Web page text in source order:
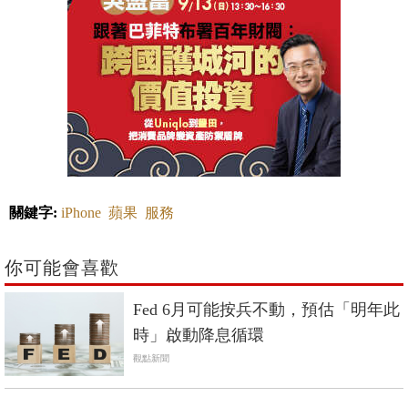
關鍵字: iPhone 蘋果 服務
你可能會喜歡
Fed 6月可能按兵不動，預估「明年此
時」啟動降息循環
觀點新聞